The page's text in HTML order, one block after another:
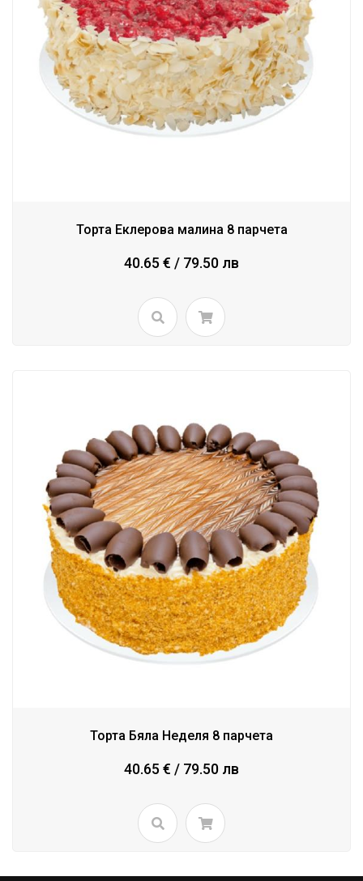
Торта Еклерова малина 8 парчета
40.65 € / 79.50 лв
Торта Бяла Неделя 8 парчета
40.65 € / 79.50 лв